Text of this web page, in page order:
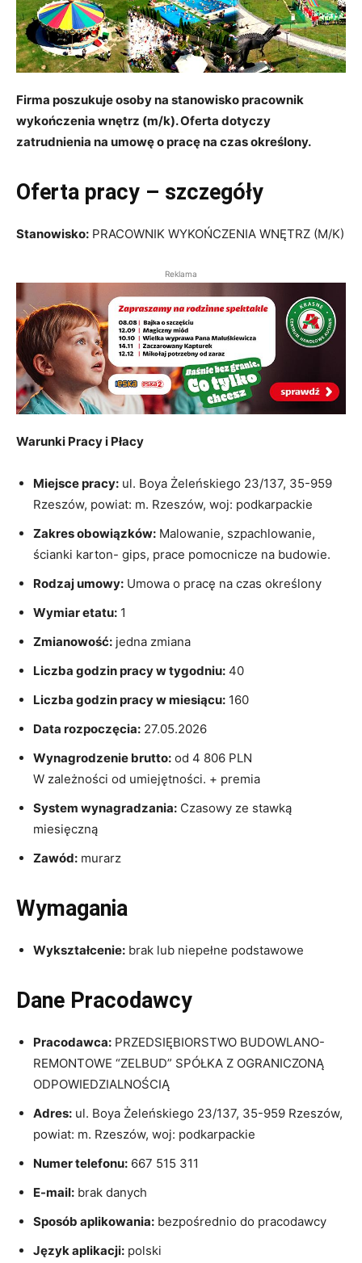
Firma poszukuje osoby na stanowisko pracownik
wykończenia wnętrz (m/k). Oferta dotyczy
zatrudnienia na umowę o pracę na czas określony.
Oferta pracy – szczegóły
Stanowisko: PRACOWNIK WYKOŃCZENIA WNĘTRZ (M/K)
Reklama
Warunki Pracy i Płacy
Miejsce pracy: ul. Boya Żeleńskiego 23/137, 35-959
Rzeszów, powiat: m. Rzeszów, woj: podkarpackie
Zakres obowiązków: Malowanie, szpachlowanie,
ścianki karton- gips, prace pomocnicze na budowie.
Rodzaj umowy: Umowa o pracę na czas określony
Wymiar etatu: 1
Zmianowość: jedna zmiana
Liczba godzin pracy w tygodniu: 40
Liczba godzin pracy w miesiącu: 160
Data rozpoczęcia: 27.05.2026
Wynagrodzenie brutto: od 4 806 PLN
W zależności od umiejętności. + premia
System wynagradzania: Czasowy ze stawką
miesięczną
Zawód: murarz
Wymagania
Wykształcenie: brak lub niepełne podstawowe
Dane Pracodawcy
Pracodawca: PRZEDSIĘBIORSTWO BUDOWLANO-
REMONTOWE “ZELBUD” SPÓŁKA Z OGRANICZONĄ
ODPOWIEDZIALNOŚCIĄ
Adres: ul. Boya Żeleńskiego 23/137, 35-959 Rzeszów,
powiat: m. Rzeszów, woj: podkarpackie
Numer telefonu: 667 515 311
E-mail: brak danych
Sposób aplikowania: bezpośrednio do pracodawcy
Język aplikacji: polski